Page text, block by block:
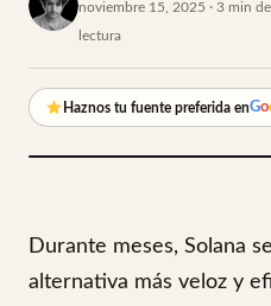
noviembre 15, 2025 · 3 min de
lectura
Haznos tu fuente preferida enGo
Durante meses, Solana
alternativa más veloz y